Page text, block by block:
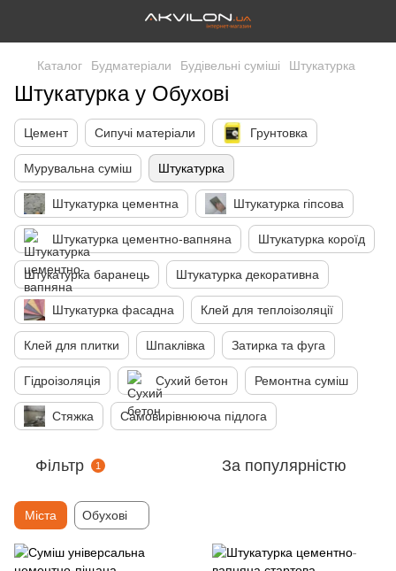
Каталог Будматеріали Будівельні суміші Штукатурка
Штукатурка у Обухові
Цемент Сипучі матеріали Грунтовка
Мурувальна суміш Штукатурка
Штукатурка цементна Штукатурка гіпсова
Штукатурка цементно-вапняна Штукатурка короїд
Штукатурка баранець Штукатурка декоративна
Штукатурка фасадна Клей для теплоізоляції
Клей для плитки Шпаклівка Затирка та фуга
Гідроізоляція Сухий бетон Ремонтна суміш
Стяжка Самовирівнююча підлога
Фільтр 1 За популярністю
Міста Обухові